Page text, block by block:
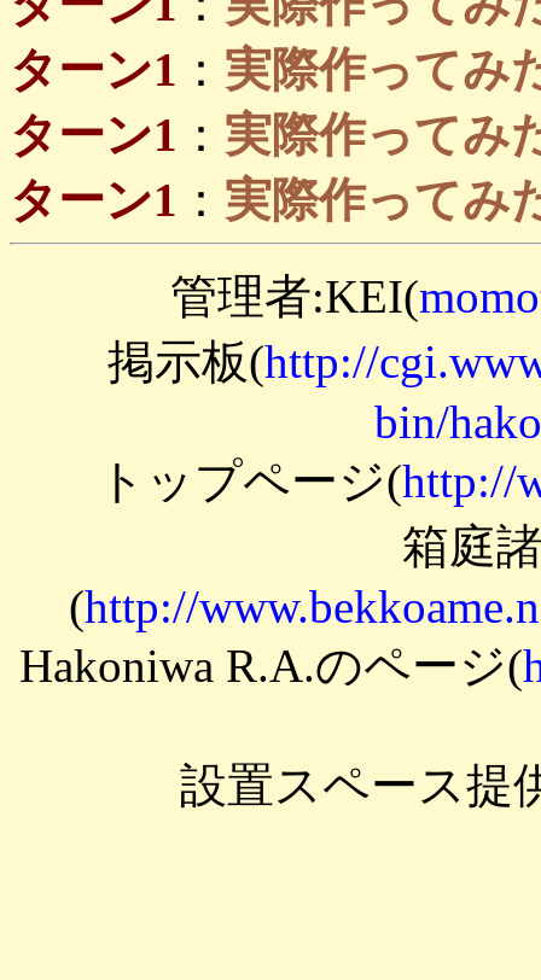
ターン1 ： 実際作ってみ
ターン1 ： 実際作ってみ
ターン1 ： 実際作ってみ
管理者:KEI(
掲示板(http://
bin/
トップページ(http://
箱庭
(http://
Hakoniwa R.A.のページ(
設置スペース提